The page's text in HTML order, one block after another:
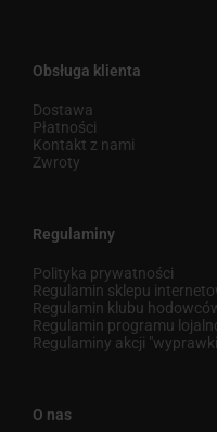
Obsługa klienta
Dostawa
Płatności
Kontakt z nami
Zwroty
Regulaminy
Polityka prywatności
Regulamin sklepu
Regulamin klubu
Regulamin programu
Regulaminy akcji
O nas